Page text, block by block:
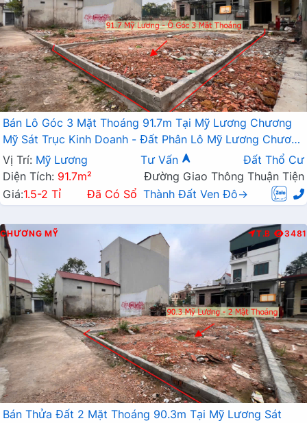
Bán Lô Góc 3 Mặt Thoáng 91.7m Tại Mỹ Lương Chương
Mỹ Sát Trục Kinh Doanh - Đất Phân Lô Mỹ Lương Chương
Mỹ
Vị Trí: Mỹ Lương Tư Vấn
Đất Thổ Cư
Diện Tích: 91.7m²
Đường Giao Thông Thuận Tiện
Giá:1.5-2 Tỉ Đã Có Sổ Thành Đất Ven Đô→
CHƯƠNG MỸ T.B 3481
Bán Thửa Đất 2 Mặt Thoáng 90.3m Tại Mỹ Lương Sát